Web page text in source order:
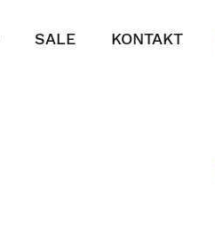
SALE KONTAKT